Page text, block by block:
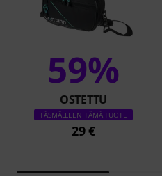
59%
OSTETTU
TÄSMÄLLEEN TÄMÄ TUOTE
29 €